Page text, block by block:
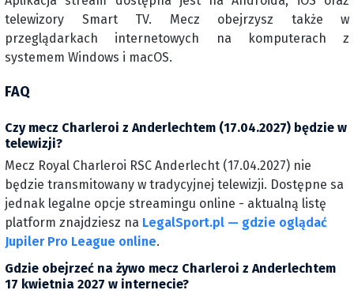
telewizory Smart TV. Mecz obejrzysz także w
przeglądarkach internetowych na komputerach z
systemem Windows i macOS.
FAQ
Czy mecz Charleroi z Anderlechtem (17.04.2027) będzie w
telewizji?
Mecz Royal Charleroi RSC Anderlecht (17.04.2027) nie
będzie transmitowany w tradycyjnej telewizji. Dostępne sa
jednak legalne opcje streamingu online - aktualną listę
platform znajdziesz na LegalSport.pl — gdzie oglądać
Jupiler Pro League online.
Gdzie obejrzeć na żywo mecz Charleroi z Anderlechtem
17 kwietnia 2027 w internecie?